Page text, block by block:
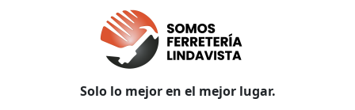
Solo lo mejor en el mejor lugar.